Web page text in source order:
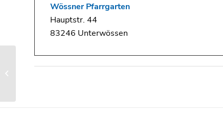
Wössner Pfarrgarten
Hauptstr. 44
83246 Unterwössen
Luftgewehrschießen für